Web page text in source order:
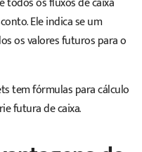
Ele indica se um
os valores futuros para o
tem fórmulas para cálculo
futura de caixa.